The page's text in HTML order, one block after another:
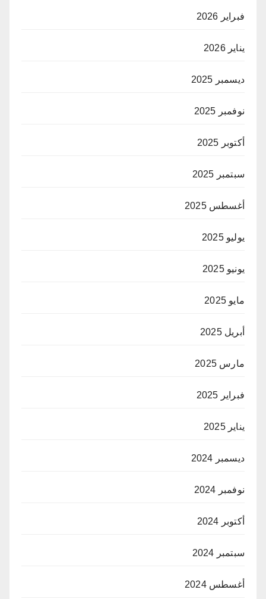
فبراير 2026
يناير 2026
ديسمبر 2025
نوفمبر 2025
أكتوبر 2025
سبتمبر 2025
أغسطس 2025
يوليو 2025
يونيو 2025
مايو 2025
أبريل 2025
مارس 2025
فبراير 2025
يناير 2025
ديسمبر 2024
نوفمبر 2024
أكتوبر 2024
سبتمبر 2024
أغسطس 2024